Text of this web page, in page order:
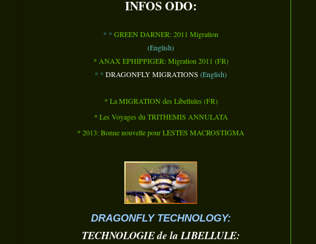
INFOS ODO:
* * GREEN DARNER: 2011 Migration
(English)
* ANAX EPHIPPIGER: Migration 2011 (FR)
* * DRAGONFLY MIGRATIONS (English)
* La MIGRATION des Libellules (FR)
* Les Voyages du TRITHEMIS ANNULATA
* 2013: Bonne nouvelle pour LESTES MACROSTIGMA
DRAGONFLY TECHNOLOGY:
TECHNOLOGIE de la LIBELLULE: